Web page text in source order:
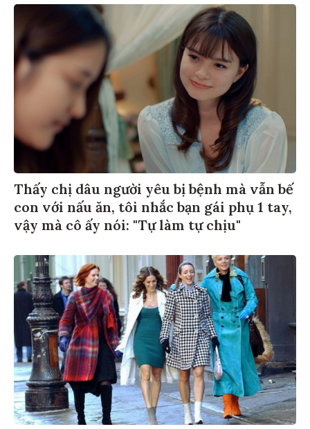
Thấy chị dâu người yêu bị bệnh mà vẫn bế
con với nấu ăn, tôi nhắc bạn gái phụ 1 tay,
vậy mà cô ấy nói: "Tự làm tự chịu"